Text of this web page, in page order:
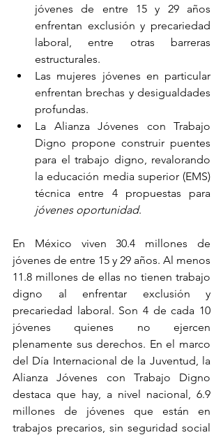
jóvenes de entre 15 y 29 años
enfrentan exclusión y precariedad
laboral, entre otras barreras
estructurales.
Las mujeres jóvenes en particular
enfrentan brechas y desigualdades
profundas.
La Alianza Jóvenes con Trabajo
Digno propone construir puentes
para el trabajo digno, revalorando
la educación media superior (EMS)
jóvenes oportunidad.
En México viven 30.4 millones de
jóvenes de entre 15 y 29 años. Al menos
11.8 millones de ellas no tienen trabajo
digno al enfrentar exclusión y
precariedad laboral. Son 4 de cada 10
jóvenes quienes no ejercen
plenamente sus derechos. En el marco
del Día Internacional de la Juventud, la
Alianza Jóvenes con Trabajo Digno
destaca que hay, a nivel nacional, 6.9
millones de jóvenes que están en
trabajos precarios, sin seguridad social